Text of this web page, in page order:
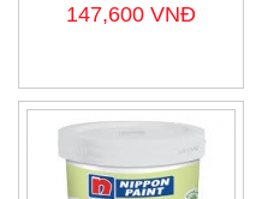
147,600 VNĐ